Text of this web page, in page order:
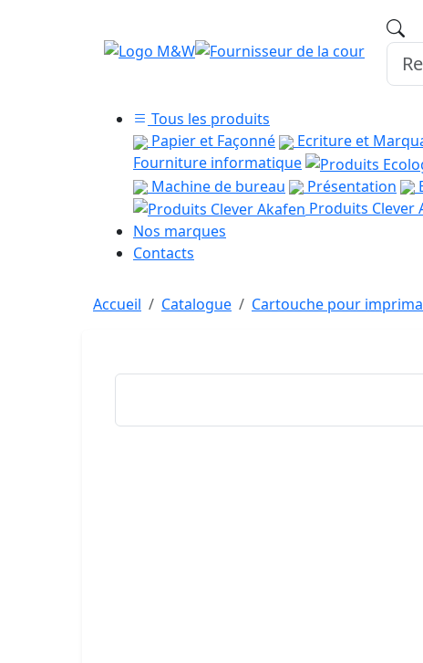
Tous les produits
Papier et Façonné
Ecriture et
Fourniture informatique
Machine de bureau
Présentation
Produits Clever
Nos marques
Contacts
Accueil Catalogue Cartouche pour